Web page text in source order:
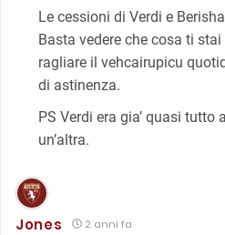
Le cessioni di Verdi e
Basta vedere che cosa ti
ragliare il vehcairupicu
di astinenza.
PS Verdi era gia’ quasi
un’altra.
Jones 2 anni fa